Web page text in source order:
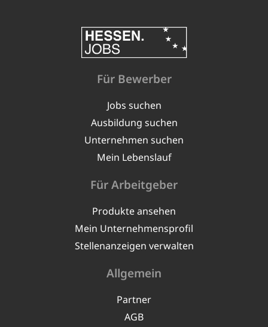
Für Bewerber
Jobs suchen
Ausbildung suchen
Unternehmen suchen
Mein Lebenslauf
Für Arbeitgeber
Produkte ansehen
Mein Unternehmensprofil
Stellenanzeigen verwalten
Allgemein
Partner
AGB